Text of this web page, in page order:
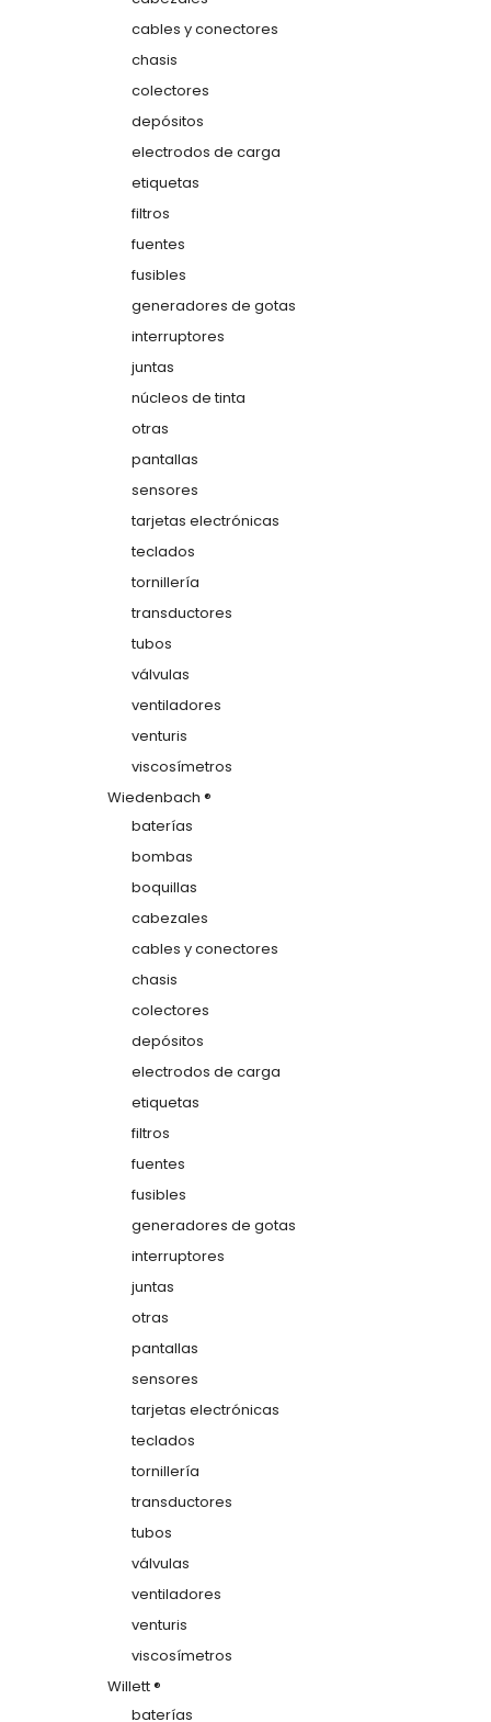
cables y conectores
chasis
colectores
depósitos
electrodos de carga
etiquetas
filtros
fuentes
fusibles
generadores de gotas
interruptores
juntas
núcleos de tinta
otras
pantallas
sensores
tarjetas electrónicas
teclados
tornillería
transductores
tubos
válvulas
ventiladores
venturis
viscosímetros
Wiedenbach ®
baterías
bombas
boquillas
cabezales
cables y conectores
chasis
colectores
depósitos
electrodos de carga
etiquetas
filtros
fuentes
fusibles
generadores de gotas
interruptores
juntas
otras
pantallas
sensores
tarjetas electrónicas
teclados
tornillería
transductores
tubos
válvulas
ventiladores
venturis
viscosímetros
Willett ®
baterías